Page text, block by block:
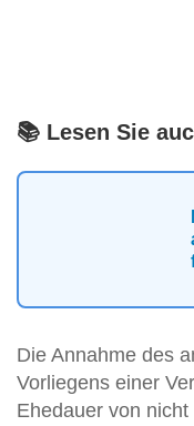
📚 Lesen Sie
Die Annahme des
Vorliegens einer
Ehedauer von